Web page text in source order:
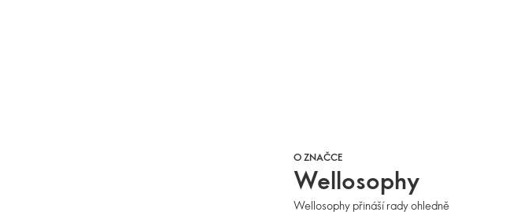
O ZNAČCE
Wellosophy
Wellosophy přináší rady ohledně